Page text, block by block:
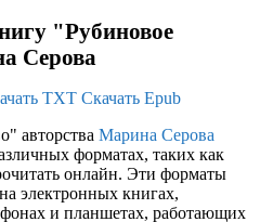
"Рубиновое
Серова
TXT Скачать Epub
авторства Марина Серова
форматах, таких как
онлайн. Эти форматы
электронных книгах,
и планшетах, работающих